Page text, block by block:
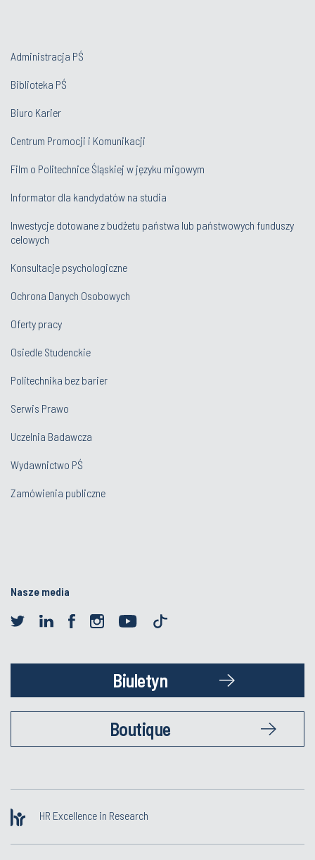
Administracja PŚ
Biblioteka PŚ
Biuro Karier
Centrum Promocji i Komunikacji
Film o Politechnice Śląskiej w języku migowym
Informator dla kandydatów na studia
Inwestycje dotowane z budżetu państwa lub państwowych funduszy
celowych
Konsultacje psychologiczne
Ochrona Danych Osobowych
Oferty pracy
Osiedle Studenckie
Politechnika bez barier
Serwis Prawo
Uczelnia Badawcza
Wydawnictwo PŚ
Zamówienia publiczne
Nasze media
Biuletyn
Boutique
HR Excellence in Research